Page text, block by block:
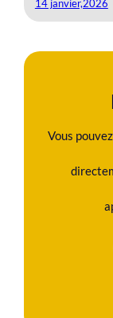
14 janvier,2026
Vous